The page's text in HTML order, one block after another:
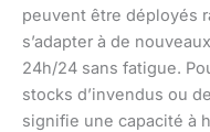
peuvent être déployés
s’adapter à de
24h/24 sans fatigue.
stocks d’invendus ou
signifie une capacité à